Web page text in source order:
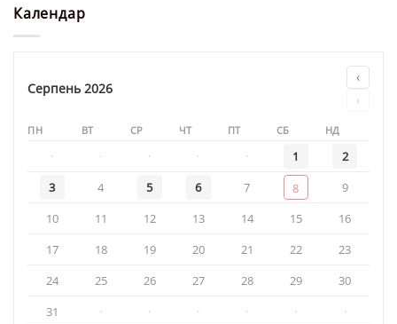
Календар
Серпень 2026
‹
›
ПН ВТ СР ЧТ ПТ СБ НД
· · · · · 1
2
3
4 5 6 7 8
9
10
11 12 13 14 15
16
17
18 19 20 21 22
23
24
25 26 27 28 29
30
31
· · · · · ·